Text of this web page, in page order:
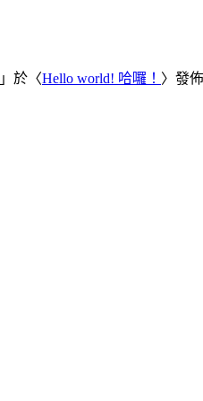
」於〈Hello world! 哈囉！ 〉發